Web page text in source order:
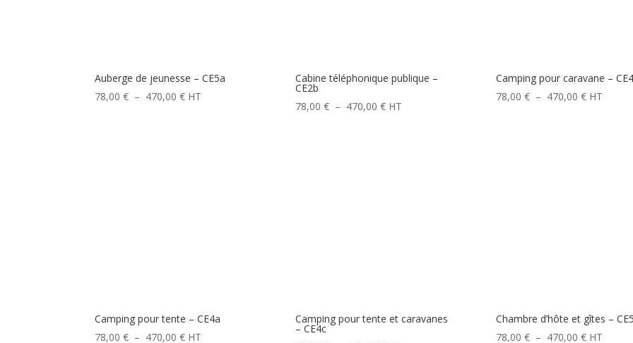
Auberge de jeunesse – CE5a
78,00€ – 470,00€Plage
HT
Cabine téléphonique publique –
CE2b
78,00 € – 470,00 €Plage
HT
Camping pour caravane –
78,00 € – 470,00 €Plage
HT
Camping pour tente – CE4a
78,00€ – 470,00€Plage
HT
Camping pour tente et caravanes
– CE4c
Chambre d’hôte et gîtes –
78,00 € – 470,00 €Plage
HT